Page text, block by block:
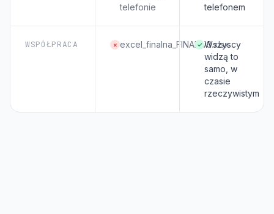
telefonie
telefonem
WSPÓŁPRACA × excel_finalna_FINAL_v3.xlsx
✓ Wszyscy
widzą to
samo, w
czasie
rzeczywistym